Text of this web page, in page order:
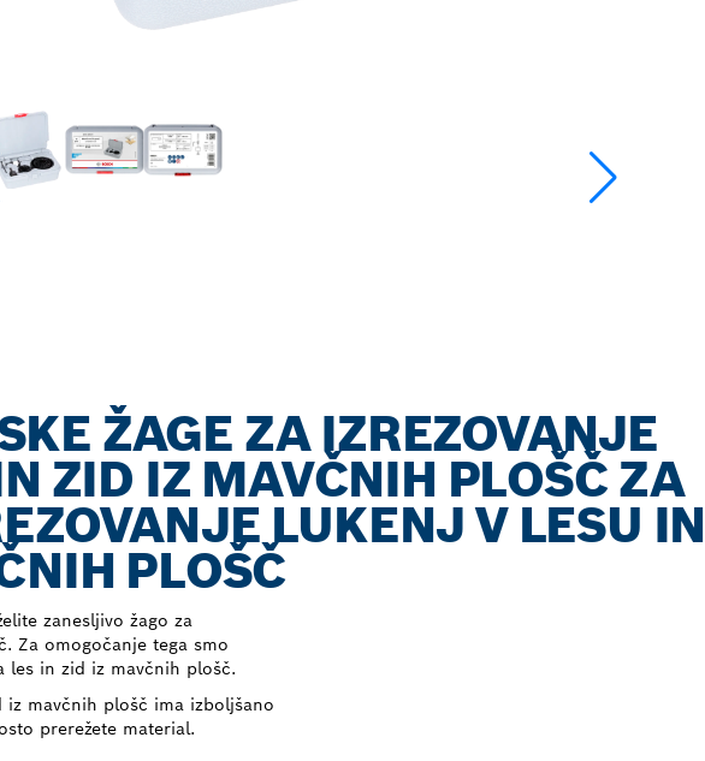
ŽAGE ZA IZREZOVANJE
ZID IZ MAVČNIH PLOŠČ ZA
LUKENJ V LESU IN
PLOŠČ
zanesljivo žago za
Za omogočanje tega smo
les in zid iz mavčnih plošč.
iz mavčnih plošč ima izboljšano
prerežete material.